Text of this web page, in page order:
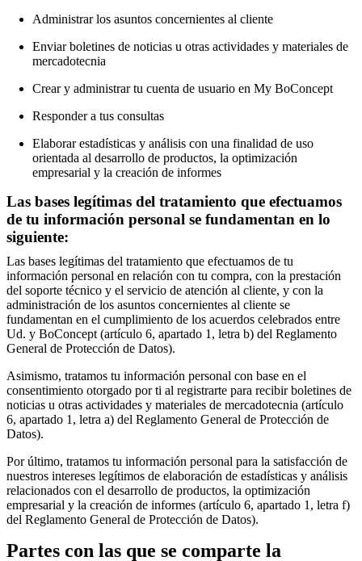
Administrar los asuntos concernientes al cliente
Enviar boletines de noticias u otras actividades y materiales de
mercadotecnia
Crear y administrar tu cuenta de usuario en My BoConcept
Responder a tus consultas
Elaborar estadísticas y análisis con una finalidad de uso
orientada al desarrollo de productos, la optimización
empresarial y la creación de informes
Las bases legítimas del tratamiento que efectuamos
de tu información personal se fundamentan en lo
siguiente:
Las bases legítimas del tratamiento que efectuamos de tu
información personal en relación con tu compra, con la prestación
del soporte técnico y el servicio de atención al cliente, y con la
administración de los asuntos concernientes al cliente se
fundamentan en el cumplimiento de los acuerdos celebrados entre
Ud. y BoConcept (artículo 6, apartado 1, letra b) del Reglamento
General de Protección de Datos).
Asimismo, tratamos tu información personal con base en el
consentimiento otorgado por ti al registrarte para recibir boletines de
noticias u otras actividades y materiales de mercadotecnia (artículo
6, apartado 1, letra a) del Reglamento General de Protección de
Datos).
Por último, tratamos tu información personal para la satisfacción de
nuestros intereses legítimos de elaboración de estadísticas y análisis
relacionados con el desarrollo de productos, la optimización
empresarial y la creación de informes (artículo 6, apartado 1, letra f)
del Reglamento General de Protección de Datos).
Partes con las que se comparte la